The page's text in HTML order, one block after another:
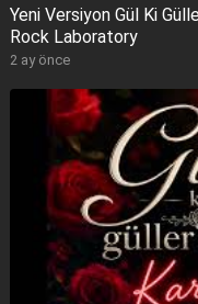
Yeni Versiyon Gül Ki
Rock Laboratory
2 ay önce